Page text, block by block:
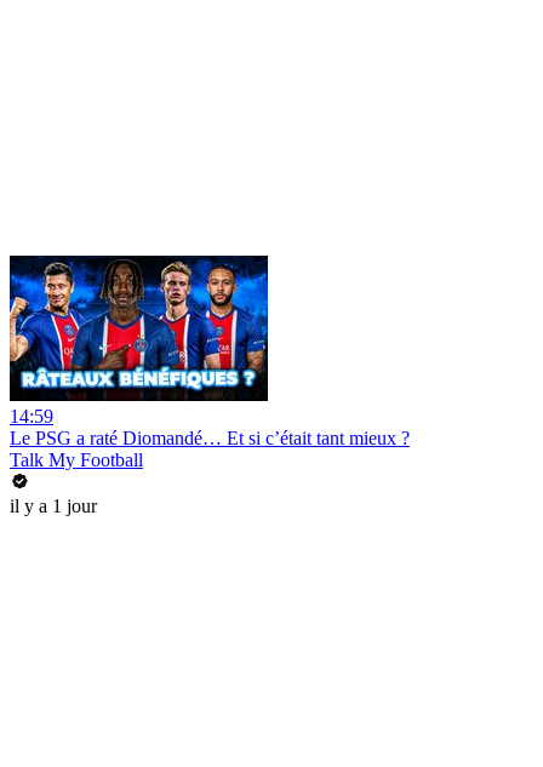
14:59
Le PSG a raté Diomandé… Et si c’était tant mieux ?
Talk My Football
il y a 1 jour